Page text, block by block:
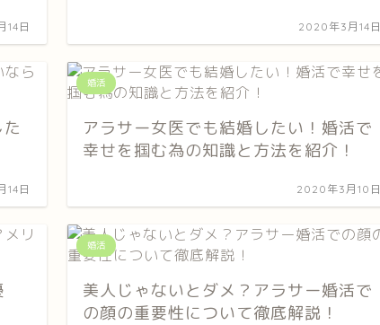
14日 2020年3月14日
14日
婚活
アラサー女医でも結婚したい！婚活で
幸せを掴む為の知識と方法を紹介！
2020年3月10日
婚活
美人じゃないとダメ？アラサー婚活で
の顔の重要性について徹底解説！